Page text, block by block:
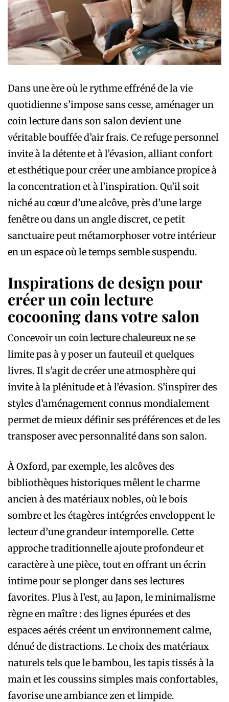
Dans une ère où le rythme effréné de la vie
quotidienne s’impose sans cesse, aménager un
coin lecture dans son salon devient une
véritable bouffée d’air frais. Ce refuge personnel
invite à la détente et à l’évasion, alliant confort
et esthétique pour créer une ambiance propice à
la concentration et à l’inspiration. Qu’il soit
niché au cœur d’une alcôve, près d’une large
fenêtre ou dans un angle discret, ce petit
sanctuaire peut métamorphoser votre intérieur
en un espace où le temps semble suspendu.
Inspirations de design pour
créer un coin lecture
cocooning dans votre salon
Concevoir uncoin lecture chaleureuxne se
limite pas à y poser un fauteuil et quelques
livres. Il s’agit de créer une atmosphère qui
invite à la plénitude et à l’évasion. S’inspirer des
styles d’aménagement connus mondialement
permet de mieux définir ses préférences et de les
transposer avec personnalité dans son salon.
À Oxford, par exemple, les alcôves des
bibliothèques historiques mêlent le charme
ancien à des matériaux nobles, où le bois
sombre et les étagères intégrées enveloppent le
lecteur d’une grandeur intemporelle. Cette
approche traditionnelle ajoute profondeur et
caractère à une pièce, tout en offrant un écrin
intime pour se plonger dans ses lectures
favorites. Plus à l’est, au Japon, le minimalisme
règne en maître : des lignes épurées et des
espaces aérés créent un environnement calme,
dénué de distractions. Le choix des matériaux
naturels tels que le bambou, les tapis tissés à la
main et les coussins simples mais confortables,
favorise une ambiance zen et limpide.